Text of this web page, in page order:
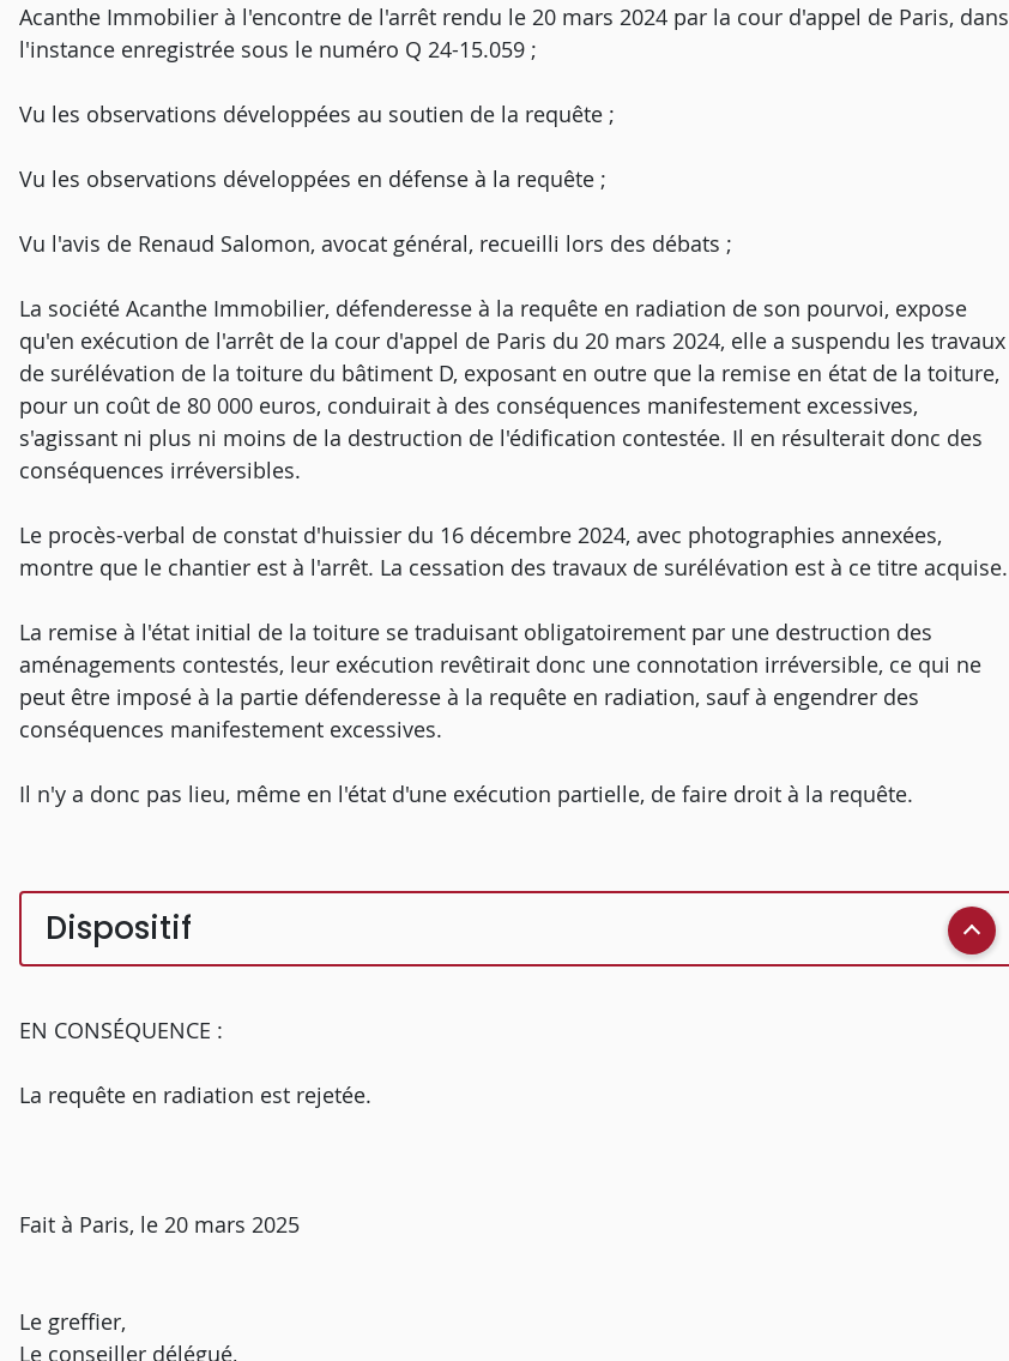
Acanthe Immobilier à l'encontre de l'arrêt rendu le 20 mars 2024 par la cour d'appel de Paris, dans
l'instance enregistrée sous le numéro Q 24-15.059 ;
Vu les observations développées au soutien de la requête ;
Vu les observations développées en défense à la requête ;
Vu l'avis de Renaud Salomon, avocat général, recueilli lors des débats ;
La société Acanthe Immobilier, défenderesse à la requête en radiation de son pourvoi, expose
qu'en exécution de l'arrêt de la cour d'appel de Paris du 20 mars 2024, elle a suspendu les travaux
de surélévation de la toiture du bâtiment D, exposant en outre que la remise en état de la toiture,
pour un coût de 80 000 euros, conduirait à des conséquences manifestement excessives,
s'agissant ni plus ni moins de la destruction de l'édification contestée. Il en résulterait donc des
conséquences irréversibles.
Le procès-verbal de constat d'huissier du 16 décembre 2024, avec photographies annexées,
montre que le chantier est à l'arrêt. La cessation des travaux de surélévation est à ce titre acquise.
La remise à l'état initial de la toiture se traduisant obligatoirement par une destruction des
aménagements contestés, leur exécution revêtirait donc une connotation irréversible, ce qui ne
peut être imposé à la partie défenderesse à la requête en radiation, sauf à engendrer des
conséquences manifestement excessives.
Il n'y a donc pas lieu, même en l'état d'une exécution partielle, de faire droit à la requête.
Dispositif
EN CONSÉQUENCE :
La requête en radiation est rejetée.
Fait à Paris, le 20 mars 2025
Le greffier,
Le conseiller délégué,